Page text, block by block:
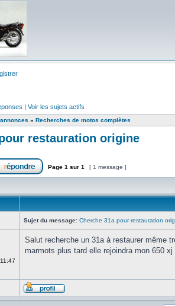
| Voir les sujets actifs
» Recherches de motos complètes
restauration origine
Page 1 sur 1 [ 1 message ]
Sujet du message: Cherche 31a pour restauration
Salut recherche un 31a à restaurer même
marmots plus tard elle rejoindra mon 650